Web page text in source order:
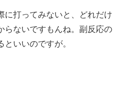
に打ってみないと、どれだけ
らないですもんね。副反応の
いいのですが。